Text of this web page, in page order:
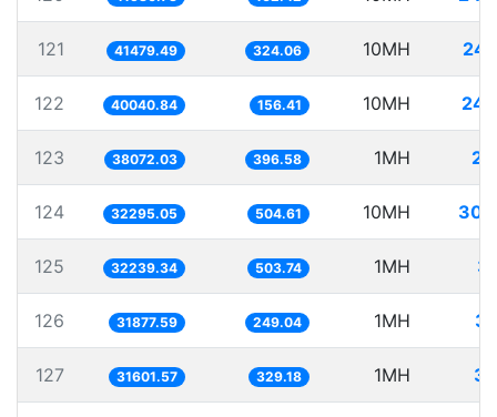
121 41479.49 324.06 10MH
122 40040.84 156.41 10MH
123 38072.03 396.58 1MH
124 32295.05 504.61 10MH
125 32239.34 503.74 1MH
126 31877.59 249.04 1MH
127 31601.57 329.18 1MH